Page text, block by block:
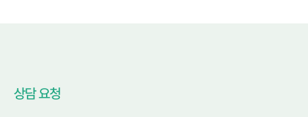
상담 요청